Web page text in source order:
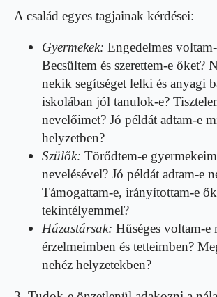
A család egyes tagjainak kérdései:
Gyermekek: Engedelmes
Becsültem és szerettem-e őket?
nekik segítséget lelki és anyagi
iskolában jól tanulok-e?
nevelőimet? Jó példát adtam-e
helyzetben?
Szülők: Törődtem-e
nevelésével? Jó példát adtam-e
Támogattam-e, irányítottam-e
tekintélyemmel?
Házastársak: Hűséges voltam-e
érzelmeimben és tetteimben?
nehéz helyzetekben?